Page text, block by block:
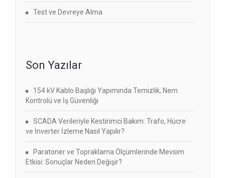
Test ve Devreye Alma
Son Yazılar
154 kV Kablo Başlığı Yapımında Temizlik, Nem
Kontrolü ve İş Güvenliği
SCADA Verileriyle Kestirimci Bakım: Trafo, Hücre
ve İnverter İzleme Nasıl Yapılır?
Paratoner ve Topraklama Ölçümlerinde Mevsim
Etkisi: Sonuçlar Neden Değişir?